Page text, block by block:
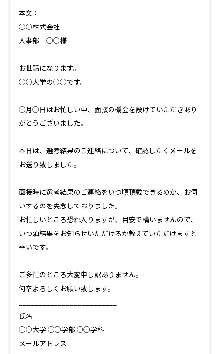
本文：
○○株式会社
人事部 ○○様
お世話になります。
○○大学の○○です。
○月○日はお忙しい中、面接の機会を設けていただきあり
がとうございました。
本日は、選考結果のご連絡について、確認したくメールを
お送り致しました。
面接時に選考結果のご連絡をいつ頃頂戴できるのか、お伺
いするのを失念しておりました。
お忙しいところ恐れ入りますが、目安で構いませんので、
いつ頃結果をお知らせいただけるか教えていただけますと
幸いです。
ご多忙のところ大変申し訳ありません。
何卒よろしくお願い致します。
氏名
○○大学 ○○学部 ○○学科
メールアドレス